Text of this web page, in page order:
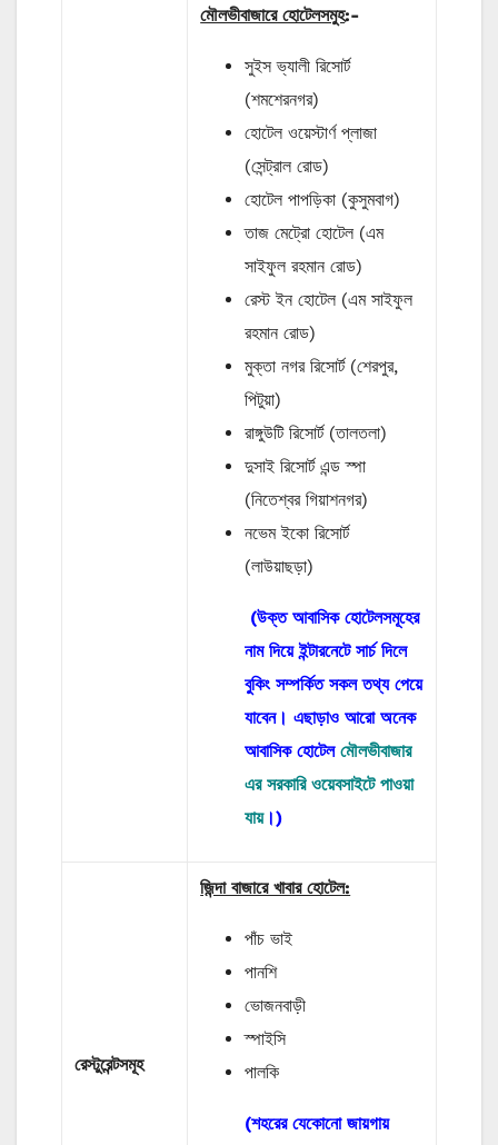
মৌলভীবাজারে হোটেলসমুহ:-
সুইস ভ্যালী রিসোর্ট
(শমশেরনগর)
হোটেল ওয়েস্টার্ণ প্লাজা
(সেন্ট্রাল রোড)
হোটেল পাপড়িকা (কুসুমবাগ)
তাজ মেট্রো হোটেল (এম
সাইফুল রহমান রোড)
রেস্ট ইন হোটেল (এম সাইফুল
রহমান রোড)
মুক্তা নগর রিসোর্ট (শেরপুর,
পিটুয়া)
রাঙ্গুউটি রিসোর্ট (তালতলা)
দুসাই রিসোর্ট এন্ড স্পা
(নিতেশ্বর গিয়াশনগর)
নভেম ইকো রিসোর্ট
(লাউয়াছড়া)
(উক্ত আবাসিক হোটেলসমূহের
নাম দিয়ে ইন্টারনেটে সার্চ দিলে
বুকিং সম্পর্কিত সকল তথ্য পেয়ে
যাবেন। এছাড়াও আরো অনেক
আবাসিক হোটেলমৌলভীবাজার
এর সরকারি ওয়েবসাইটে পাওয়া
যায়।)
রেস্টুরেন্টসমূহ
জিন্দা বাজারে খাবার হোটেল:
পাঁচ ভাই
পানশি
ভোজনবাড়ী
স্পাইসি
পালকি
(শহরের যেকোনো জায়গায়